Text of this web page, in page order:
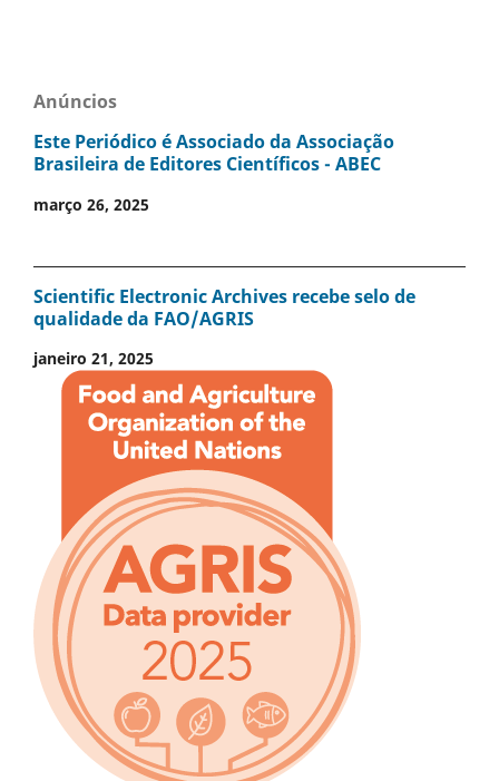
Anúncios
Este Periódico é Associado da Associação
Brasileira de Editores Científicos - ABEC
março 26, 2025
Scientific Electronic Archives recebe selo de
qualidade da FAO/AGRIS
janeiro 21, 2025